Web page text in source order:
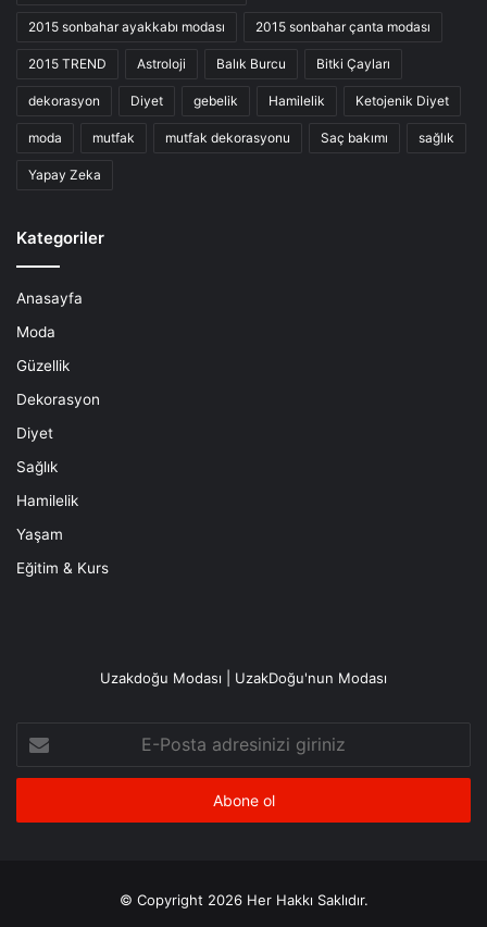
2015 sonbahar ayakkabı modası 2015 sonbahar çanta modası
2015 TREND Astroloji Balık Burcu Bitki Çayları
dekorasyon Diyet gebelik Hamilelik Ketojenik Diyet
moda mutfak mutfak dekorasyonu Saç bakımı sağlık
Yapay Zeka
Kategoriler
Anasayfa
Moda
Güzellik
Dekorasyon
Diyet
Sağlık
Hamilelik
Yaşam
Eğitim & Kurs
Uzakdoğu Modası | UzakDoğu'nun Modası
Posta
adresinizi
© Copyright 2026 Her Hakkı Saklıdır.